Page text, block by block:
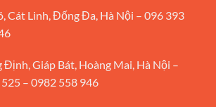
Cát Linh, Đống Đa, Hà Nội – 096 393
Giáp Bát, Hoàng Mai, Hà Nội –
– 0982 558 946